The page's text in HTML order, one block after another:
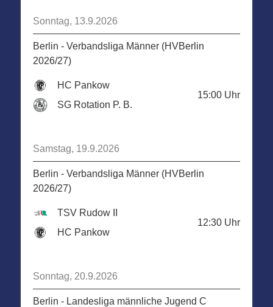
Sonntag, 13.9.2026
Berlin - Verbandsliga Männer (HVBerlin
2026/27)
HC Pankow
SG Rotation P. B.
15:00 Uhr
Samstag, 19.9.2026
Berlin - Verbandsliga Männer (HVBerlin
2026/27)
TSV Rudow II
HC Pankow
12:30 Uhr
Sonntag, 20.9.2026
Berlin - Landesliga männliche Jugend C